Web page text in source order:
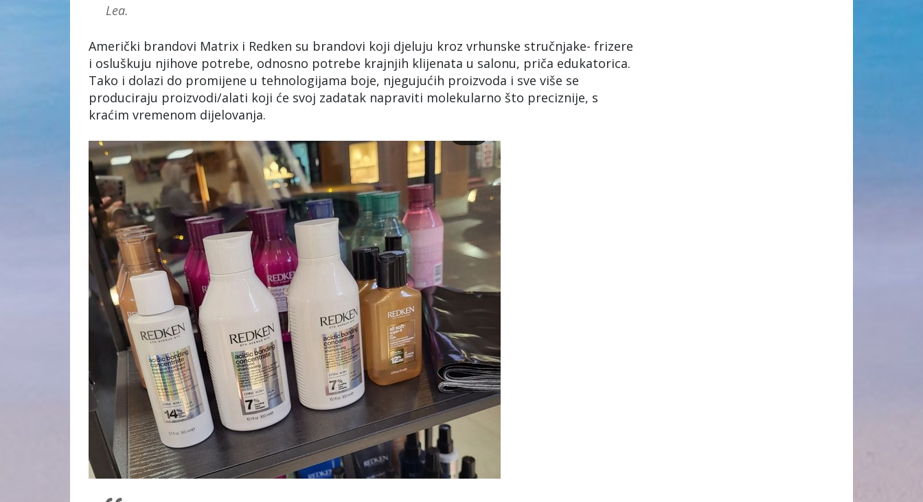
Lea.
Američki brandovi Matrix i Redken su brandovi koji djeluju kroz vrhunske stručnjake- frizere
i osluškuju njihove potrebe, odnosno potrebe krajnjih klijenata u salonu, priča edukatorica.
Tako i dolazi do promijene u tehnologijama boje, njegujućih proizvoda i sve više se
produciraju proizvodi/alati koji će svoj zadatak napraviti molekularno što preciznije, s
kraćim vremenom dijelovanja.